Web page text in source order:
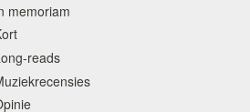
memoriam
reads